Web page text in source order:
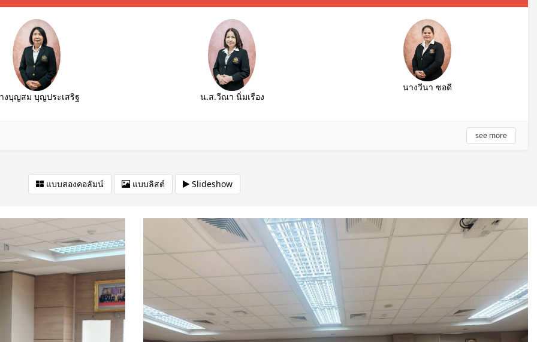
งบุญสม บุญประเสริฐ น.ส.วีณา นิ่มเรือง
นางวีนา ซอดี
see more
แบบสองคอลัมน์ แบบลิสต์ Slideshow